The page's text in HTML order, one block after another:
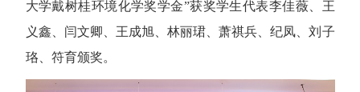
大学戴树桂环境化学奖学金”获奖学生代表李佳薇、王
义鑫、闫文卿、王成旭、林丽珺、萧祺兵、纪凤、刘子
珞、符育颁奖。